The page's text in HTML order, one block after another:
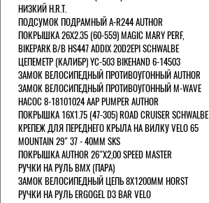
НИЗКИЙ H.R.T.
ПОДСУМОК ПОДРАМНЫЙ A-R244 AUTHOR
ПОКРЫШКА 26X2.35 (60-559) MAGIC MARY PERF,
BIKEPARK B/B HS447 ADDIX 20D2EPI SCHWALBE
ЦЕПЕМЕТР (КАЛИБР) YC-503 BIKEHAND 6-14503
ЗАМОК ВЕЛОСИПЕДНЫЙ ПРОТИВОУГОННЫЙ AUTHOR
ЗАМОК ВЕЛОСИПЕДНЫЙ ПРОТИВОУГОННЫЙ M-WAVE
НАСОС 8-18101024 AAP PUMPER AUTHOR
ПОКРЫШКА 16X1.75 (47-305) ROAD CRUISER SCHWALBE
КРЕПЕЖ ДЛЯ ПЕРЕДНЕГО КРЫЛА НА ВИЛКУ VELO 65
MOUNTAIN 29" 37 - 40ММ SKS
ПОКРЫШКА AUTHOR 26"Х2,00 SPEED MASTER
РУЧКИ НА РУЛЬ BMX (ПАРА)
ЗАМОК ВЕЛОCИПЕДНЫЙ ЦЕПЬ 8Х1200ММ HORST
РУЧКИ НА РУЛЬ ERGOGEL D3 BAR VELO